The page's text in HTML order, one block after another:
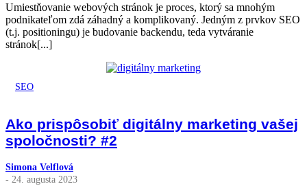
Umiestňovanie webových stránok je proces, ktorý sa mnohým
podnikateľom zdá záhadný a komplikovaný. Jedným z prvkov SEO
(t.j. positioningu) je budovanie backendu, teda vytváranie
stránok[...]
SEO
Ako prispôsobiť digitálny marketing vašej
spoločnosti? #2
Simona Velflová
- 24. augusta 2023